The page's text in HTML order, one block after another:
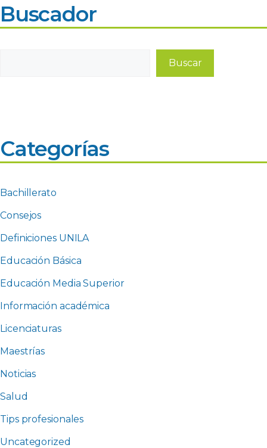
Buscador
Buscar
Categorías
Bachillerato
Consejos
Definiciones UNILA
Educación Básica
Educación Media Superior
Información académica
Licenciaturas
Maestrías
Noticias
Salud
Tips profesionales
Uncategorized